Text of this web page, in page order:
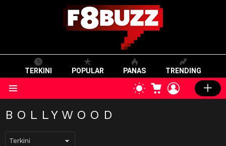
TERKINI POPULAR PANAS TRENDING
SWITCH
SKIN
CART LOGIN
BOLLYWOOD